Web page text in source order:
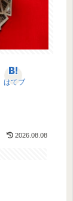
はてブ
2026.08.08